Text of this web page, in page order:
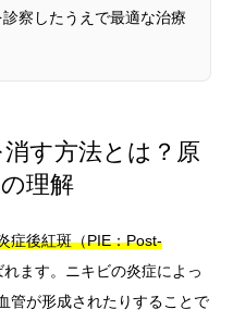
察したうえで最適な治療
す方法とは？原
理解
症後紅斑（PIE：Post-
れます。ニキビの炎症によっ
管が形成されたりすることで